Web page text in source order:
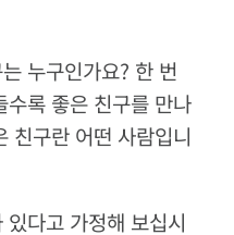
누구인가요? 한 번
수록 좋은 친구를 만나
친구란 어떤 사람입니
다고 가정해 보십시